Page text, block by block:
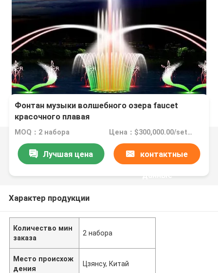
Фонтан музыки волшебного озера faucet
красочного плавая
MOQ：2 набора Цена：$300,000.00/sets >=2 sets
Лучшая цена контактные
данные
Характер продукции
Количество мин
заказа
2 набора
Место происхож
дения
Цзянсу, Китай